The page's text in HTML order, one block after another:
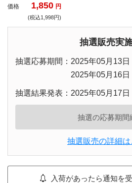
価格 1,850 円
(税込1,998円)
抽選販売実
抽選応募期間： 2025年05月13
2025年05月16
抽選結果発表： 2025年05月17
抽選の応募期間
抽選販売の詳細は
入荷があったら通知を